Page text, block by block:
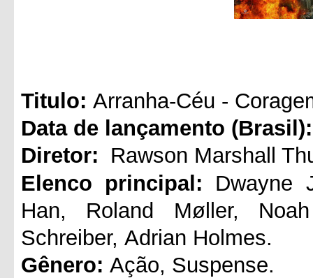
Titulo: Arranha-Céu -
Data de lançamento (Brasil):
Diretor: Rawson Marshall
Elenco principal:
Dwayne
Han, Roland Møller,
Schreiber, Adrian Holmes.
Gênero: Ação, Suspense.